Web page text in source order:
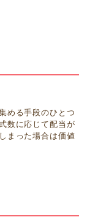
める手段のひとつ
数に応じて配当が
まった場合は価値